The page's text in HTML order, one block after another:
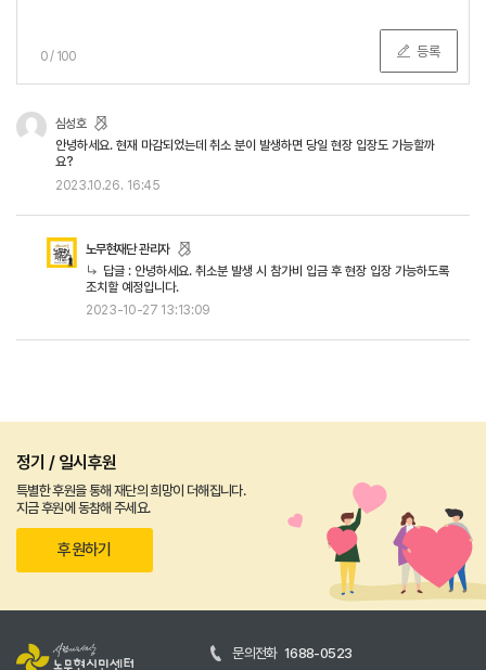
0/ 100 등록
심성호
안녕하세요. 현재 마감되었는데 취소 분이 발생하면 당일 현장 입장도 가능할까
요?
2023.10.26. 16:45
노무현재단 관리자
답글 :안녕하세요. 취소분 발생 시 참가비 입금 후 현장 입장 가능하도록
조치할 예정입니다.
2023-10-27 13:13:09
정기 / 일시후원
특별한 후원을 통해 재단의 희망이 더해집니다.
지금 후원에 동참해 주세요.
후원하기
문의전화 1688-0523